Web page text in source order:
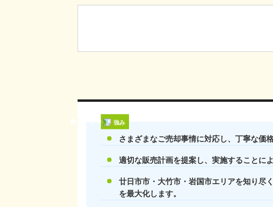
強み
さまざまなご売却事情に対応し、丁寧な価
適切な販売計画を提案し、実施することに
廿日市市・大竹市・岩国市エリアを知り尽
を最大化します。